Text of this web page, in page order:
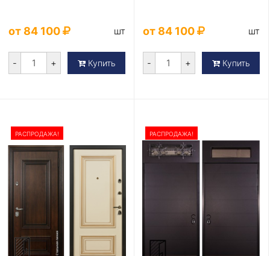
от 84 100 шт
- + Купить
от 84 100 шт
- + Купить
РАСПРОДАЖА! РАСПРОДАЖА!